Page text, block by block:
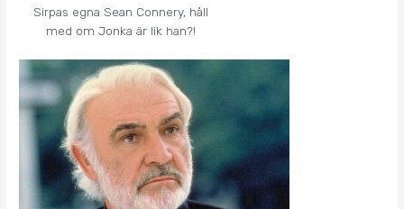
Sirpas egna Sean Connery, håll
med om Jonka är lik han?!